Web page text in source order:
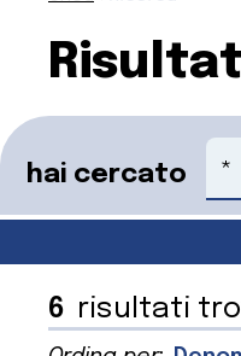
hai cercato
6 risultati